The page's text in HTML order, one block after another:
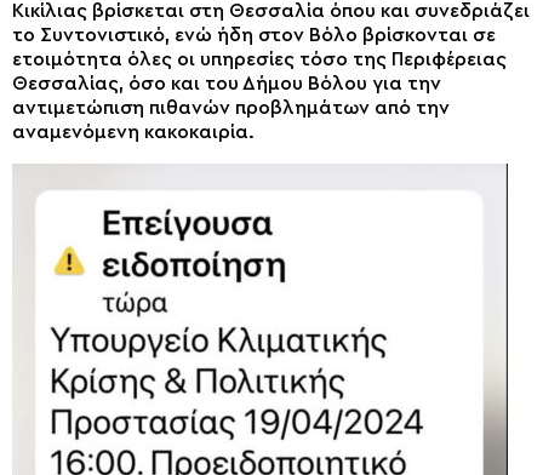
Κικίλιας βρίσκεται στη Θεσσαλία όπου και συνεδριάζει
το Συντονιστικό, ενώ ήδη στον Βόλο βρίσκονται σε
ετοιμότητα όλες οι υπηρεσίες τόσο της Περιφέρειας
Θεσσαλίας, όσο και του Δήμου Βόλου για την
αντιμετώπιση πιθανών προβλημάτων από την
αναμενόμενη κακοκαιρία.